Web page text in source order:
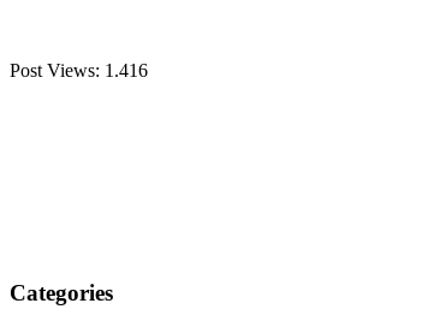
Post Views: 1.416
Categories